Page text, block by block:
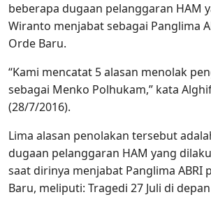
beberapa dugaan pelanggaran HAM
Wiranto menjabat sebagai Panglima
Orde Baru.
“Kami mencatat 5 alasan menolak
sebagai Menko Polhukam,” kata
(28/7/2016).
Lima alasan penolakan tersebut
dugaan pelanggaran HAM yang
saat dirinya menjabat Panglima ABRI
Baru, meliputi: Tragedi 27 Juli di